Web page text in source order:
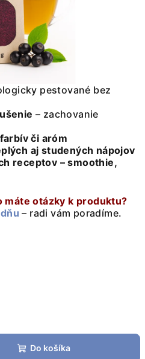
pestované bez
– zachovanie
či aróm
aj studených nápojov
receptov – smoothie,
máte otázky k produktu?
– radi vám poradíme.
Do košíka